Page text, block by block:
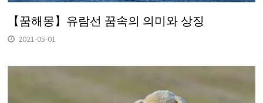
【꿈해몽】유람선 꿈속의 의미와 상징
2021-05-01